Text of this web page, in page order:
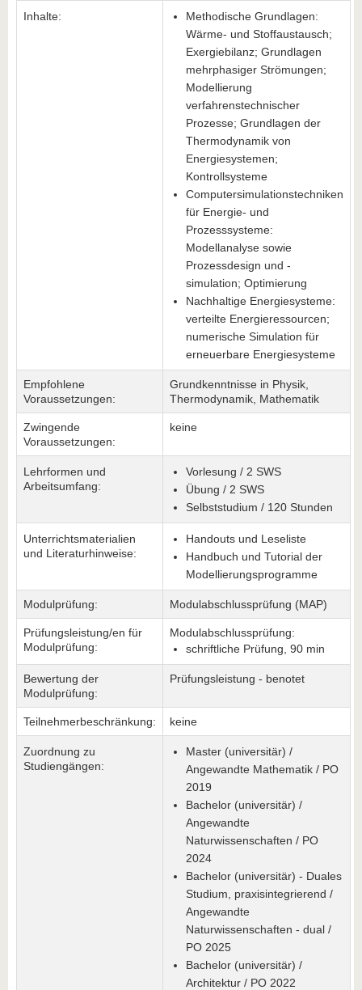
Inhalte:
Methodische Grundlagen:
Wärme- und Stoffaustausch;
Exergiebilanz; Grundlagen
mehrphasiger Strömungen;
Modellierung
verfahrenstechnischer
Prozesse; Grundlagen der
Thermodynamik von
Energiesystemen;
Kontrollsysteme
Computersimulationstechniken
für Energie- und
Prozesssysteme:
Modellanalyse sowie
Prozessdesign und -
simulation; Optimierung
Nachhaltige Energiesysteme:
verteilte Energieressourcen;
numerische Simulation für
erneuerbare Energiesysteme
Empfohlene
Voraussetzungen:
Grundkenntnisse in Physik,
Thermodynamik, Mathematik
Zwingende
Voraussetzungen:
keine
Lehrformen und
Arbeitsumfang:
Vorlesung / 2 SWS
Übung / 2 SWS
Selbststudium / 120 Stunden
Unterrichtsmaterialien
und Literaturhinweise:
Handouts und Leseliste
Handbuch und Tutorial der
Modellierungsprogramme
Modulprüfung: Modulabschlussprüfung (MAP)
Prüfungsleistung/en für
Modulprüfung:
Modulabschlussprüfung:
schriftliche Prüfung, 90 min
Bewertung der
Modulprüfung:
Prüfungsleistung - benotet
Teilnehmerbeschränkung: keine
Zuordnung zu
Studiengängen:
Master (universitär) /
Angewandte Mathematik / PO
2019
Bachelor (universitär) /
Angewandte
Naturwissenschaften / PO
2024
Bachelor (universitär) - Duales
Studium, praxisintegrierend /
Angewandte
Naturwissenschaften - dual /
PO 2025
Bachelor (universitär) /
Architektur / PO 2022